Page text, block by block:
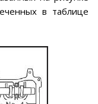
в таблице